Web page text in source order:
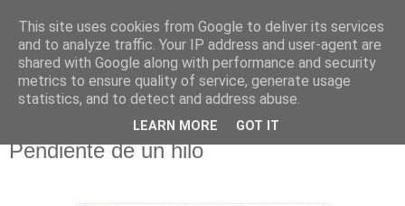
El pisapapeles de Karlsbad
Páginas de un escritor rural
martes, 8 de agosto de 2017
Pendiente de un hilo
This site uses cookies from Google to deliver its services
and to analyze traffic. Your IP address and user-agent are
shared with Google along with performance and security
metrics to ensure quality of service, generate usage
statistics, and to detect and address abuse.
LEARN MORE GOT IT